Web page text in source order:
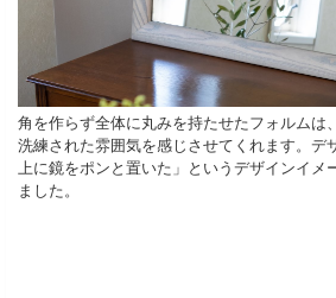
角を作らず全体に丸みを持たせたフォルムは
洗練された雰囲気を感じさせてくれます。デ
上に鏡をポンと置いた」というデザインイメ
ました。